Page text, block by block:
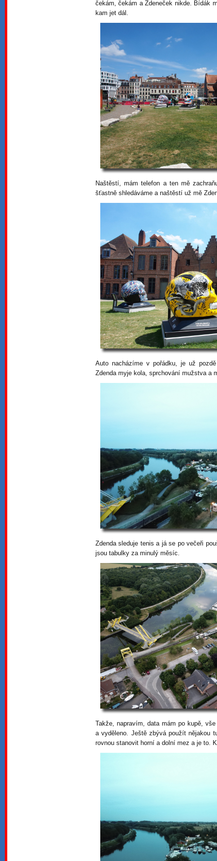
čekám, čekám a Zdeneček nikde. Bídák
kam jet dál.
Naštěstí, mám telefon a ten mě
šťastně shledáváme a naštěstí už mě
Auto nacházíme v pořádku, je už
Zdenda myje kola, sprchování mužstva a
Zdenda sleduje tenis a já se po večeři
jsou tabulky za minulý měsíc.
Takže, napravím, data mám po kupě,
a vyděleno. Ještě zbývá použít nějakou
rovnou stanovit horní a dolní mez a je to.